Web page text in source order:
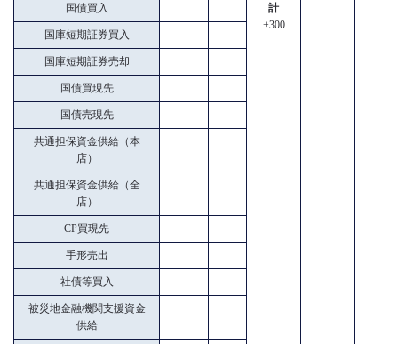
国債買入
計
+300
国庫短期証券買入
国庫短期証券売却
国債買現先
国債売現先
共通担保資金供給（本
店）
共通担保資金供給（全
店）
CP買現先
手形売出
社債等買入
被災地金融機関支援資金
供給